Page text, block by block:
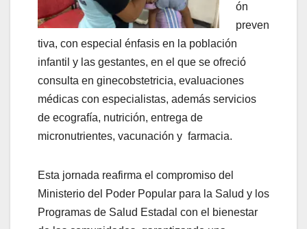
ón
preven
tiva, con especial énfasis en la población
infantil y las gestantes, en el que se ofreció
consulta en ginecobstetricia, evaluaciones
médicas con especialistas, además servicios
de ecografía, nutrición, entrega de
micronutrientes, vacunación y farmacia.
Esta jornada reafirma el compromiso del
Ministerio del Poder Popular para la Salud y los
Programas de Salud Estadal con el bienestar